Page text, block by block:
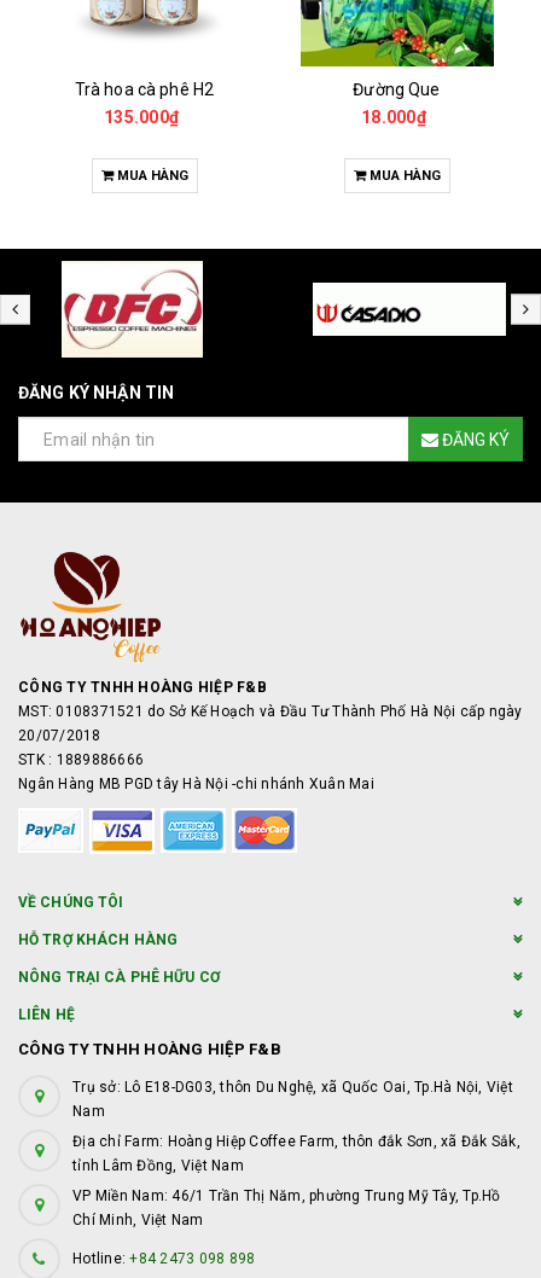
Trà hoa cà phê H2
135.000₫
MUA HÀNG
Đường Que
18.000₫
MUA HÀNG
ĐĂNG KÝ NHẬN TIN
ĐĂNG KÝ
CÔNG TY TNHH HOÀNG HIỆP F&B
MST: 0108371521 do Sở Kế Hoạch và Đầu Tư Thành Phố Hà Nội cấp ngày
20/07/2018
STK : 1889886666
Ngân Hàng MB PGD tây Hà Nội -chi nhánh Xuân Mai
VỀ CHÚNG TÔI
HỖ TRỢ KHÁCH HÀNG
NÔNG TRẠI CÀ PHÊ HỮU CƠ
LIÊN HỆ
CÔNG TY TNHH HOÀNG HIỆP F&B
Trụ sở: Lô E18-DG03, thôn Du Nghệ, xã Quốc Oai, Tp.Hà Nội, Việt
Nam
Địa chỉ Farm: Hoàng Hiệp Coffee Farm, thôn đắk Sơn, xã Đắk Sắk,
tỉnh Lâm Đồng, Việt Nam
VP Miền Nam: 46/1 Trần Thị Năm, phường Trung Mỹ Tây, Tp.Hồ
Chí Minh, Việt Nam
Hotline:+84 2473 098 898